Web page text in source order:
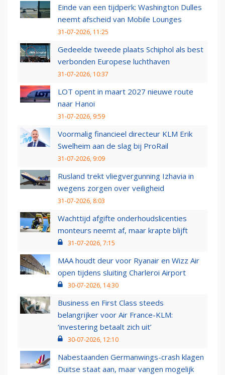
Einde van een tijdperk: Washington Dulles
neemt afscheid van Mobile Lounges
31-07-2026, 11:25
Gedeelde tweede plaats Schiphol als best
verbonden Europese luchthaven
31-07-2026, 10:37
LOT opent in maart 2027 nieuwe route
naar Hanoi
31-07-2026, 9:59
Voormalig financieel directeur KLM Erik
Swelheim aan de slag bij ProRail
31-07-2026, 9:09
Rusland trekt vliegvergunning Izhavia in
wegens zorgen over veiligheid
31-07-2026, 8:03
Wachttijd afgifte onderhoudslicenties
monteurs neemt af, maar krapte blijft
31-07-2026, 7:15
MAA houdt deur voor Ryanair en Wizz Air
open tijdens sluiting Charleroi Airport
30-07-2026, 14:30
Business en First Class steeds
belangrijker voor Air France-KLM:
‘investering betaalt zich uit’
30-07-2026, 12:10
Nabestaanden Germanwings-crash klagen
Duitse staat aan, maar vangen mogelijk